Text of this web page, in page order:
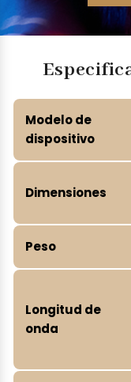
Modelo de
dispositivo
Dimensiones
Peso
Longitud de
onda